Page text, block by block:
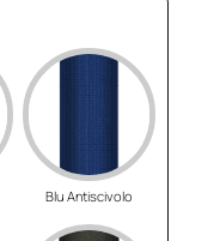
Blu Antiscivolo